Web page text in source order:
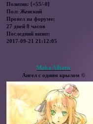
Позитив: [+55/-0]
Пол: Женский
Провел на форуме:
27 дней 8 часов
Последний визит:
2017-09-21 21:12:05
Maka Albarn
Ангел с одним крылом ©